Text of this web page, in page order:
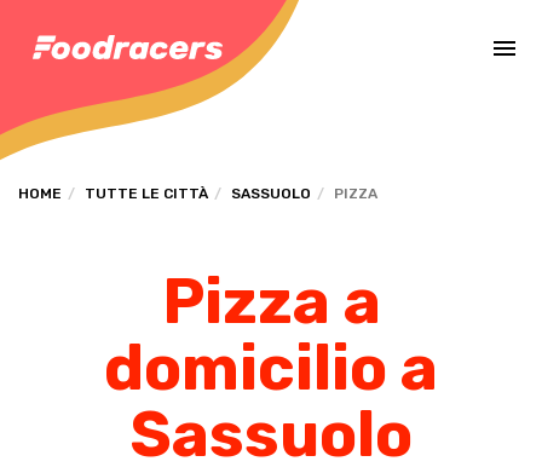
HOME TUTTE LE CITTÀ SASSUOLO PIZZA
Pizza a
domicilio a
Sassuolo